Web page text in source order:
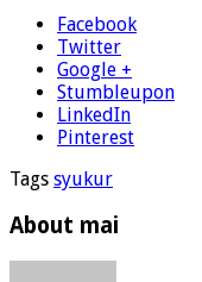
Facebook
Twitter
Google +
Stumbleupon
LinkedIn
Pinterest
Tags syukur
About mai